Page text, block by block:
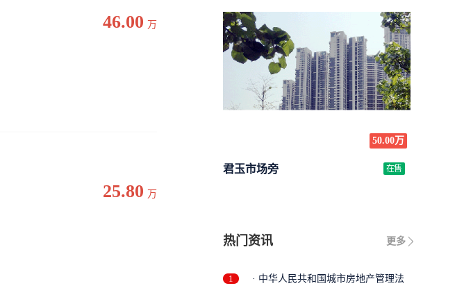
46.00 万
25.80 万
50.00万
君玉市场旁 在售
更多
热门资讯
1 · 中华人民共和国城市房地产管理法